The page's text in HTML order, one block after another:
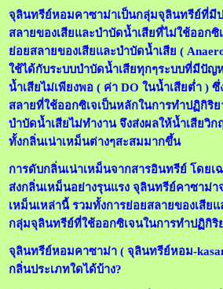
จุลินทรีย์หอมคาซาม่าเป็นกลุ่มจุลินทรีย์ที่มี
สลายของเสียและบำบัดน้ำเสียที่ไม่ใช้ออก
ย่อยสลายของเสียและบำบัดน้ำเสีย (
ใช้ได้กับระบบบำบัดน้ำเสียทุกๆระบบที่มีปัญ
น้ำเสียไม่เพียงพอ ( ค่า DO ในน้ำเสียต่ำ )
สลายที่ใช้ออกซิเจเป็นหลักในการทำปฏิกิริ
บำบัดน้ำเสียไม่ทำงาน จึงส่งผลให้น้ำเสียวิ
ทั้งกลิ่นเน่าเหม็นต่างๆสะสมมากขึ้น
การดับกลิ่นเน่าเหม็นจากสารอินทรีย์ โดยเ
ส่งกลิ่นเหม็นอย่างรุนแรง จุลินทรีย์คาซาม่า
เหม็นเหล่านี้ รวมทั้งการย่อยสลายของเสีย
กลุ่มจุลินทรีย์ที่ใช้ออกซิเจนในการทำปฏิกิริ
จุลินทรีย์หอมคาซาม่า ( จุลินทรีย์หอม-
กลิ่นประเภทใดได้บ้าง?